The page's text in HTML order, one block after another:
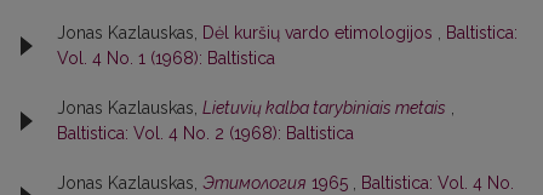
Jonas Kazlauskas, Dėl kuršių vardo etimologijos , Baltistica:
Vol. 4 No. 1 (1968): Baltistica
Jonas Kazlauskas, Lietuvių kalba tarybiniais metais ,
Baltistica: Vol. 4 No. 2 (1968): Baltistica
Jonas Kazlauskas, Этимология 1965 , Baltistica: Vol. 4 No.